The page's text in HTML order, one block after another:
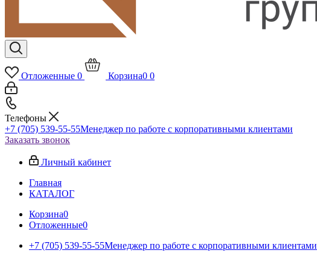
Отложенные 0 Корзина0 0
Телефоны
+7 (705) 539-55-55Менеджер по работе с корпоративными клиентами
Заказать звонок
Личный кабинет
Главная
КАТАЛОГ
Корзина0
Отложенные0
+7 (705) 539-55-55Менеджер по работе с корпоративными клиентами